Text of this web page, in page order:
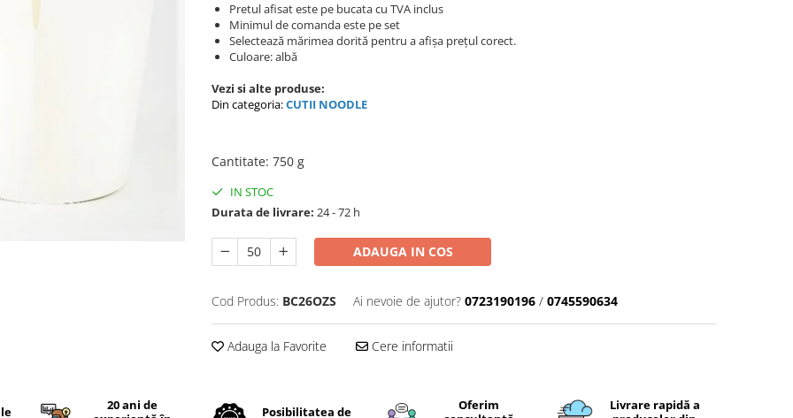
Pretul afisat este pe bucata cu TVA inclus
Minimul de comanda este pe set
Selectează mărimea dorită pentru a afișa prețul corect.
Culoare: albă
Vezi si alte produse:
Din categoria:CUTII NOODLE
Cantitate: 750 g
IN STOC
Durata de livrare: 24 - 72 h
ADAUGA IN COS
Cod Produs: BC26OZS Ai nevoie de ajutor? 0723190196 / 0745590634
Adauga la Favorite Cere informatii
20 ani de
Posibilitatea de
Oferim
Livrare rapidă a